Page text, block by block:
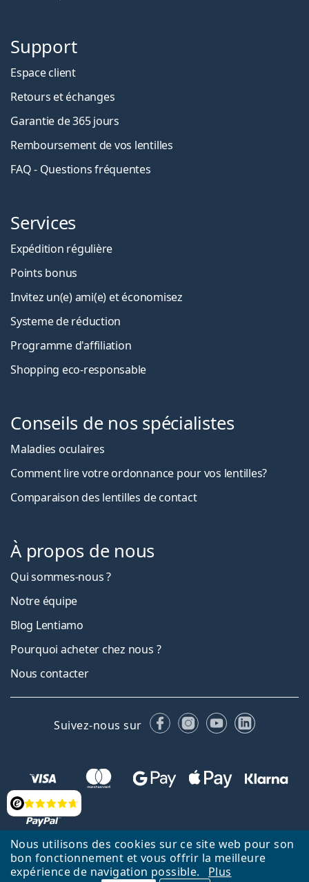
Nous utilisons des cookies sur ce site web pour son
bon fonctionnement et vous offrir la meilleure
expérience de navigation possible.
Plus
Évaluation
Support
Espace client
Retours et échanges
Garantie de 365 jours
Remboursement de vos lentilles
FAQ - Questions fréquentes
Services
Expédition régulière
Points bonus
Invitez un(e) ami(e) et économisez
Systeme de réduction
Programme d'affiliation
Shopping eco-responsable
Conseils de nos spécialistes
Maladies oculaires
Comment lire votre ordonnance pour vos lentilles?
Comparaison des lentilles de contact
À propos de nous
Qui sommes-nous ?
Notre équipe
Blog Lentiamo
Pourquoi acheter chez nous ?
Nous contacter
Suivez-nous sur FacebookInstagram
YouTubeLinkedIn
Retour à la page d'accueil Haut
Deutsch